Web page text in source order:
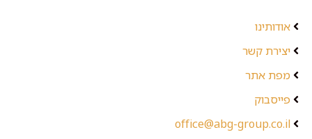
אודותינו
יצירת קשר
מפת אתר
פייסבוק
office@abg-group.co.il